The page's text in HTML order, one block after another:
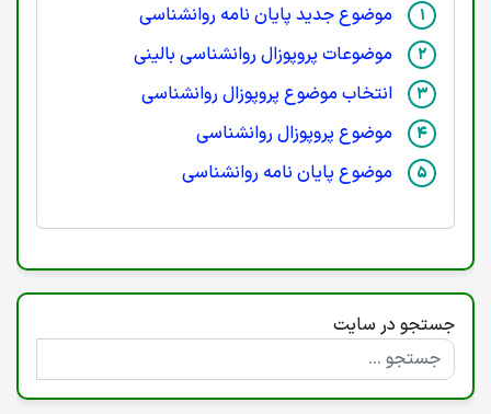
موضوع جدید پایان نامه روانشناسی
موضوعات پروپوزال روانشناسی بالینی
انتخاب موضوع پروپوزال روانشناسی
موضوع پروپوزال روانشناسی
موضوع پایان نامه روانشناسی
جستجو در سایت